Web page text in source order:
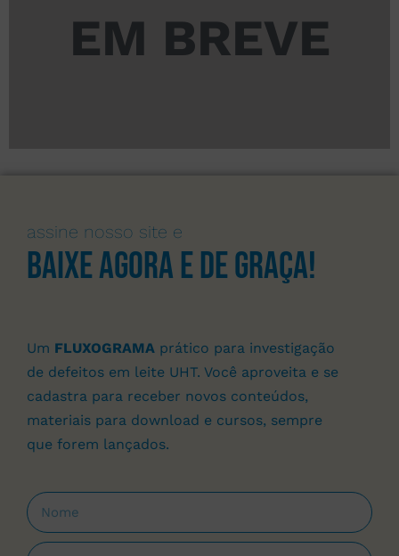
EM BREVE
assine nosso site e
Baixe agora e de graça!
Um FLUXOGRAMA prático para investigação
de defeitos em leite UHT. Você aproveita e se
cadastra para receber novos conteúdos,
materiais para download e cursos, sempre
que forem lançados.